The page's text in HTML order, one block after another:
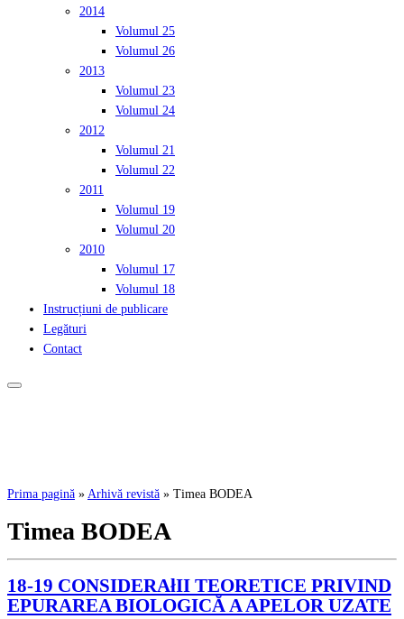
2014
Volumul 25
Volumul 26
2013
Volumul 23
Volumul 24
2012
Volumul 21
Volumul 22
2011
Volumul 19
Volumul 20
2010
Volumul 17
Volumul 18
Instrucțiuni de publicare
Legături
Contact
Prima pagină » Arhivă revistă » Timea BODEA
Timea BODEA
18-19 CONSIDERAłII TEORETICE PRIVIND
EPURAREA BIOLOGICĂ A APELOR UZATE